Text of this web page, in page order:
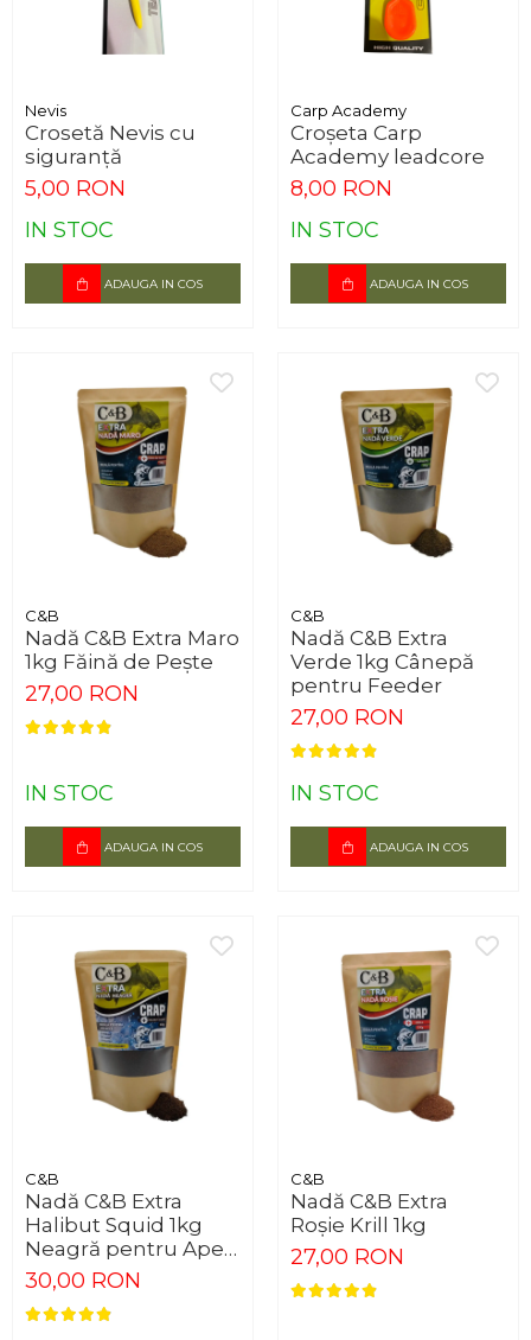
Nevis
Crosetă Nevis cu
siguranță
5,00 RON
IN STOC
ADAUGA IN COS
Carp Academy
Croșeta Carp
Academy leadcore
8,00 RON
IN STOC
ADAUGA IN COS
C&B
Nadă C&B Extra Maro
1kg Făină de Pește
27,00 RON
IN STOC
ADAUGA IN COS
C&B
Nadă C&B Extra
Verde 1kg Cânepă
pentru Feeder
27,00 RON
IN STOC
ADAUGA IN COS
C&B
Nadă C&B Extra
Halibut Squid 1kg
Neagră pentru Ape
Reci
30,00 RON
C&B
Nadă C&B Extra
Roșie Krill 1kg
27,00 RON